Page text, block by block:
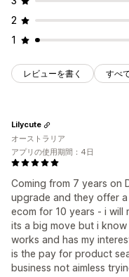
2
1
レビューを書く すべ
Coming from 7 years on
upgrade and they offer
ecom for 10 years - i will
its a big move but i
works and has my
is the pay for product
business not aimless
Lilycute
オーストラリア
アプリの使用期間：4日